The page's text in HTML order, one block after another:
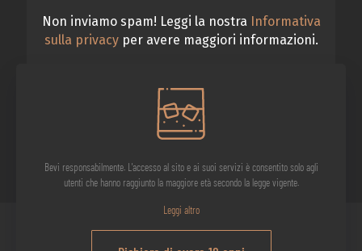
Non inviamo spam! Leggi la nostra
Informativa
sulla privacyper avere maggiori informazioni.
Bevi responsabilmente. L'accesso al sito e ai suoi servizi è consentito solo agli
utenti che hanno raggiunto la maggiore età secondo la legge vigente.
Leggi altro